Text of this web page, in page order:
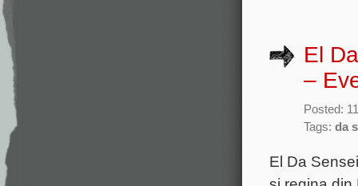
El
–
Posted:
Tags: da
El Da